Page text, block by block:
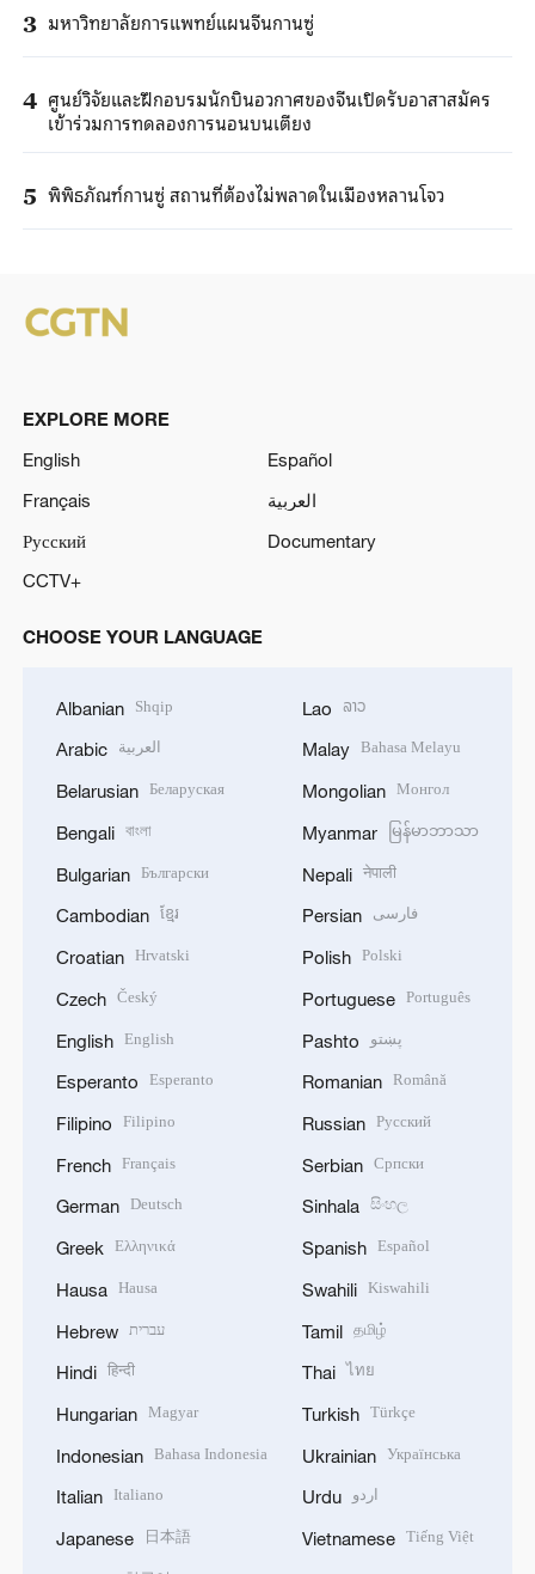
3 มหาวิทยาลัยการแพทย์แผนจีนกานซู่
4 ศูนย์วิจัยและฝึกอบรมนักบินอวกาศของจีนเปิดรับอาสาสมัคร
เข้าร่วมการทดลองการนอนบนเตียง
5 พิพิธภัณฑ์กานซู่ สถานที่ต้องไม่พลาดในเมืองหลานโจว
EXPLORE MORE
English
Español
Français
العربية
Русский
Documentary
CCTV+
CHOOSE YOUR LANGUAGE
Albanian Shqip
Arabic العربية
Belarusian Беларуская
Bengali বাংলা
Bulgarian Български
Cambodian ខ្មែរ
Croatian Hrvatski
Czech Český
English English
Esperanto Esperanto
Filipino Filipino
French Français
German Deutsch
Greek Ελληνικά
Hausa Hausa
Hebrew עברית
Hindi हिन्दी
Hungarian Magyar
Indonesian Bahasa Indonesia
Italian Italiano
Japanese 日本語
Lao ລາວ
Malay Bahasa Melayu
Mongolian Монгол
Myanmar မြန်မာဘာသာ
Nepali नेपाली
Persian فارسی
Polish Polski
Portuguese Português
Pashto پښتو
Romanian Română
Russian Русский
Serbian Српски
Sinhala සිංහල
Spanish Español
Swahili Kiswahili
Tamil தமிழ்
Thai ไทย
Turkish Türkçe
Ukrainian Українська
Urdu اردو
Vietnamese Tiếng Việt